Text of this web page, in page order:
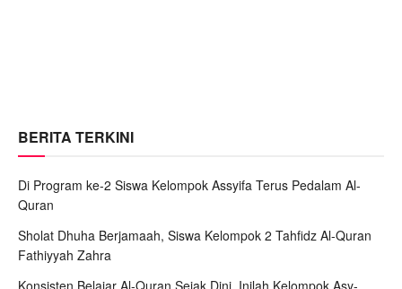
BERITA TERKINI
Di Program ke-2 Siswa Kelompok Assyifa Terus Pedalam Al-
Quran
Sholat Dhuha Berjamaah, Siswa Kelompok 2 Tahfidz Al-Quran
Fathiyyah Zahra
Konsisten Belajar Al-Quran Sejak Dini, Inilah Kelompok Asy-